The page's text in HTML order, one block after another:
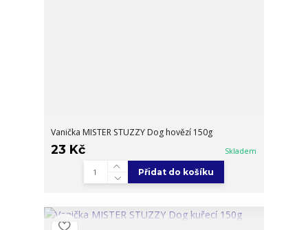
Vanička MISTER STUZZY Dog hovězí 150g
23 Kč Skladem
Přidat do košíku